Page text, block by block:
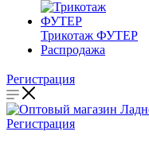
Трикотаж ФУТЕР
Распродажа
Регистрация
Регистрация